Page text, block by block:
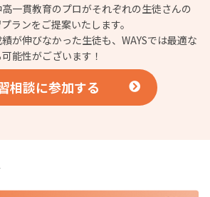
一貫教育のプロがそれぞれの生徒さんの
ランをご提案いたします。
が伸びなかった生徒も、WAYSでは最適な
能性がございます！
相談に参加する